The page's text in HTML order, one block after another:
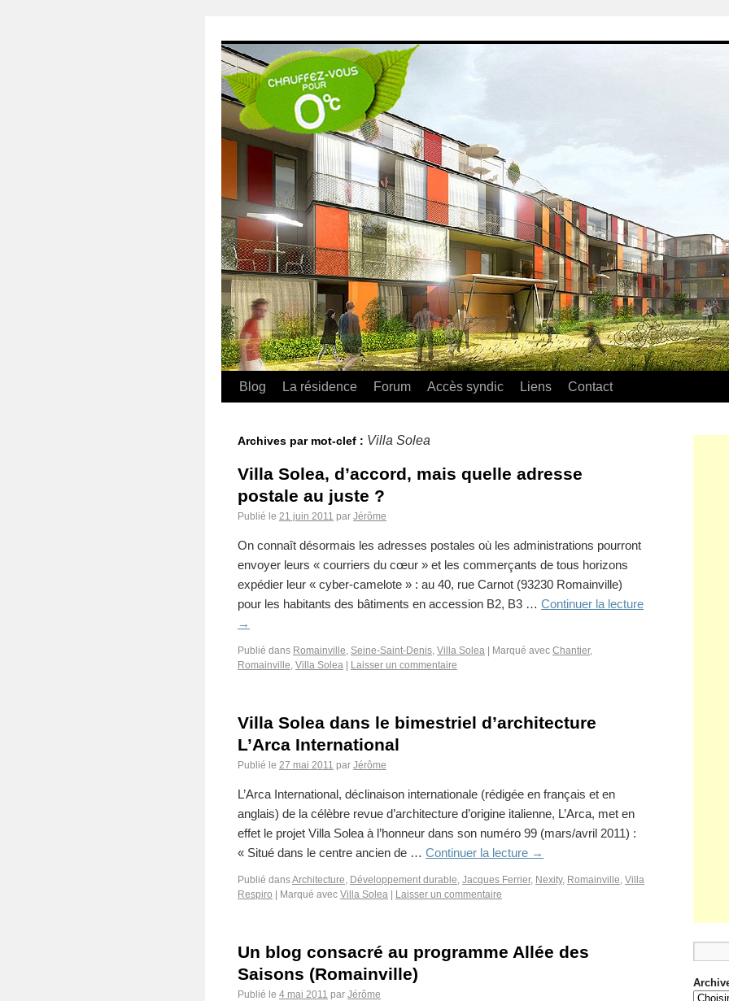
Blog La résidence Forum Accès syndic Liens Contact
Archives par mot-clef : Villa Solea
Villa Solea, d’accord, mais quelle adresse
postale au juste ?
Publié le 21 juin 2011 par Jérôme
On connaît désormais les adresses postales où les administrations pourront
envoyer leurs « courriers du cœur » et les commerçants de tous horizons
expédier leur « cyber-camelote » : au 40, rue Carnot (93230 Romainville)
pour les habitants des bâtiments en accession B2, B3 … Continuer la lecture
→
Publié dans Romainville, Seine-Saint-Denis, Villa Solea Marqué avec Chantier,
Romainville, Villa Solea Laisser un commentaire
Villa Solea dans le bimestriel d’architecture
L’Arca International
Publié le 27 mai 2011 par Jérôme
L’Arca International, déclinaison internationale (rédigée en français et en
anglais) de la célèbre revue d’architecture d’origine italienne, L’Arca, met en
effet le projet Villa Solea à l’honneur dans son numéro 99 (mars/avril 2011) :
« Situé dans le centre ancien de … Continuer la lecture →
Publié dansArchitecture, Développement durable, Jacques Ferrier, Nexity, Romainville, Villa
Respiro
Marqué avec Villa Solea Laisser un commentaire
Un blog consacré au programme Allée des
Saisons (Romainville)
Publié le 4 mai 2011 par Jérôme